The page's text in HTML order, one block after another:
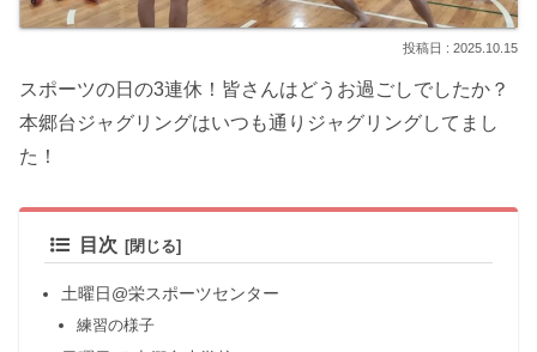
2025.10.15
スポーツの日の3連休！皆さんはどうお過ごしでしたか？
本郷台ジャグリングはいつも通りジャグリングしてまし
た！
目次
土曜日@栄スポーツセンター
練習の様子